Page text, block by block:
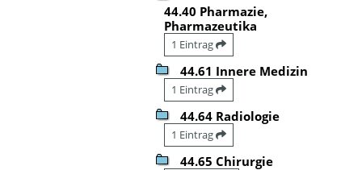
44.40 Pharmazie,
Pharmazeutika
1 Eintrag
44.61 Innere Medizin
1 Eintrag
44.64 Radiologie
1 Eintrag
44.65 Chirurgie